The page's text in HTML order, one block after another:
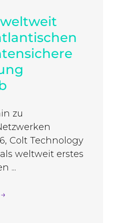
zu
Colt Technology
weltweit erstes
...
→